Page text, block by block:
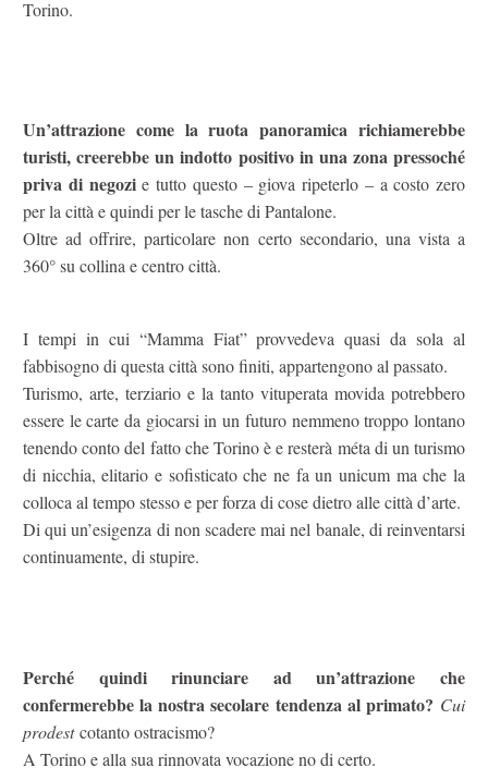
Torino.
Un’attrazione come la ruota panoramica richiamerebbe
turisti, creerebbe un indotto positivo in una zona pressoché
priva di negozie tutto questo – giova ripeterlo – a costo zero
per la città e quindi per le tasche di Pantalone.
Oltre ad offrire, particolare non certo secondario, una vista a
360° su collina e centro città.
I tempi in cui “Mamma Fiat” provvedeva quasi da sola al
fabbisogno di questa città sono finiti, appartengono al passato.
Turismo, arte, terziario e la tanto vituperata movida potrebbero
essere le carte da giocarsi in un futuro nemmeno troppo lontano
tenendo conto del fatto che Torino è e resterà méta di un turismo
di nicchia, elitario e sofisticato che ne fa un unicum ma che la
colloca al tempo stesso e per forza di cose dietro alle città d’arte.
Di qui un’esigenza di non scadere mai nel banale, di reinventarsi
continuamente, di stupire.
Perché quindi rinunciare ad un’attrazione che
confermerebbe la nostra secolare tendenza al primato? Cui
prodestcotanto ostracismo?
A Torino e alla sua rinnovata vocazione no di certo.